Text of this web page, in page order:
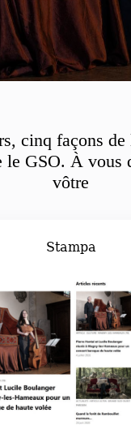
cinq façons
le GSO. À vous
vôtre
Stampa